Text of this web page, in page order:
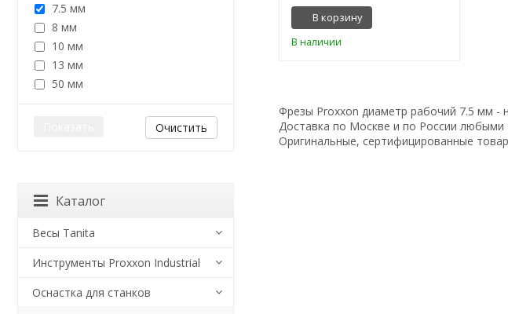
В корзину
В наличии
Фрезы Proxxon диаметр рабочий 7.5 мм -
Доставка по Москве и по России
Оригинальные, сертифицированные
7.5 мм
8 мм
10 мм
13 мм
50 мм
Очистить
Каталог
Весы Tanita
Инструменты Proxxon Industrial
Оснастка для станков